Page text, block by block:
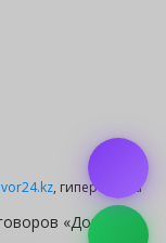
, гиперссылка
«Договор